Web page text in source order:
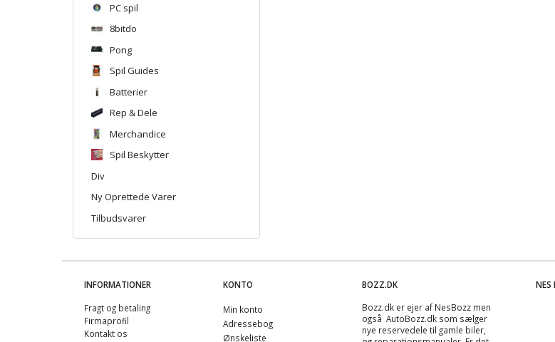
PC spil
8bitdo
Pong
Spil Guides
Batterier
Rep & Dele
Merchandice
Spil Beskytter
Div
Ny Oprettede Varer
Tilbudsvarer
INFORMATIONER
Fragt og betaling
Firmaprofil
Kontakt os
KONTO
Min konto
Adressebog
Ønskeliste
BOZZ.DK
Bozz.dk er ejer af NesBozz men
også AutoBozz.dk som sælger
nye reservedele til gamle biler,
NES